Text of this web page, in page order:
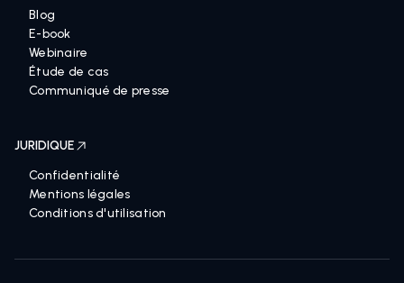
Blog
E-book
Webinaire
Étude de cas
Communiqué de presse
JURIDIQUE
Confidentialité
Mentions légales
Conditions d'utilisation